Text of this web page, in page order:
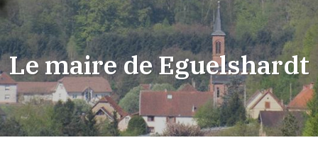
Le maire de Eguelshardt